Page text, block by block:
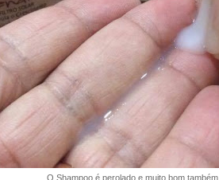
O Shampoo é perolado e muito bom também